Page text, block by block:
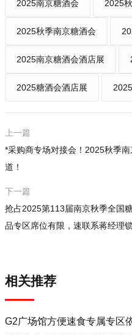
2025南京糖酒会 2025
2025秋季南京糖酒会
2025南京糖酒会酒店展
2025糖酒会酒店展
上一篇
*采购商专场对接会！2025秋季
道！
下一篇
抢占2025第113届南京秋季全国
品专区席位有限，速联系蒋经理锁
相关推荐
G2广场馆方便速食专属专区